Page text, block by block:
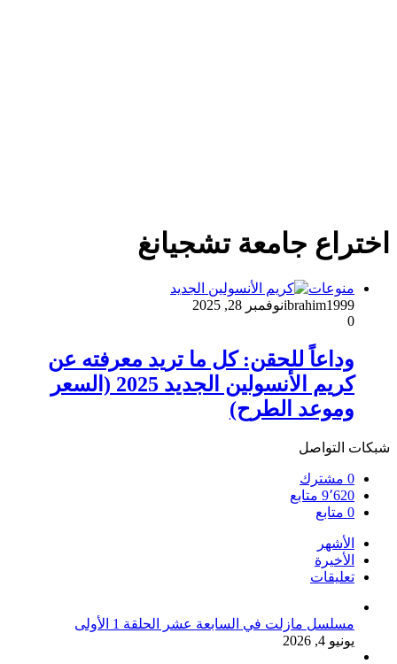
اختراع جامعة تشجيانغ
منوعات
ibrahim1999نوفمبر 28, 2025
0
وداعاً للحقن: كل ما تريد معرفته عن
كريم الأنسولين الجديد 2025 (السعر
وموعد الطرح)
شبكات التواصل
0 مشترك
9٬620 متابع
0 متابع
الأشهر
الأخيرة
تعليقات
مسلسل مازلت في السابعة عشر الحلقة 1 الأولى
يونيو 4, 2026